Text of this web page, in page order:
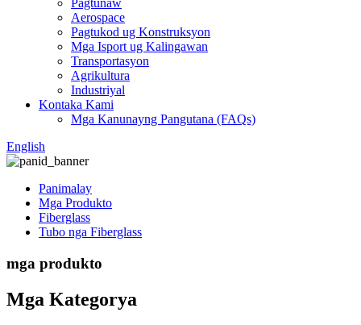
Pagtunaw
Aerospace
Pagtukod ug Konstruksyon
Mga Isport ug Kalingawan
Transportasyon
Agrikultura
Industriyal
Kontaka Kami
Mga Kanunayng Pangutana (FAQs)
English
Panimalay
Mga Produkto
Fiberglass
Tubo nga Fiberglass
mga produkto
Mga Kategorya